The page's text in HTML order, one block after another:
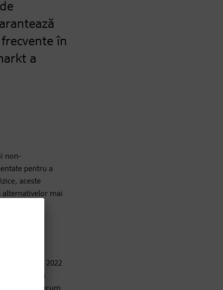
în
a
non-
pentru a
aceste
alternativelor mai
a decis în 2022
a asigura că